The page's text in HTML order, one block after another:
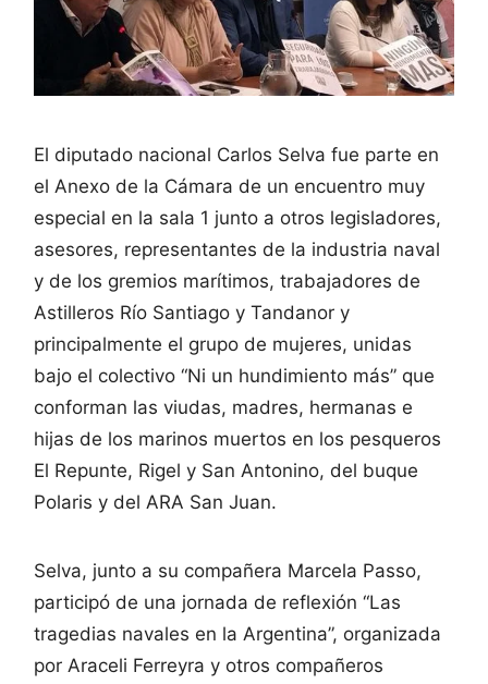
El diputado nacional Carlos Selva fue parte en
el Anexo de la Cámara de un encuentro muy
especial en la sala 1 junto a otros legisladores,
asesores, representantes de la industria naval
y de los gremios marítimos, trabajadores de
Astilleros Río Santiago y Tandanor y
principalmente el grupo de mujeres, unidas
bajo el colectivo “Ni un hundimiento más” que
conforman las viudas, madres, hermanas e
hijas de los marinos muertos en los pesqueros
El Repunte, Rigel y San Antonino, del buque
Polaris y del ARA San Juan.
Selva, junto a su compañera Marcela Passo,
participó de una jornada de reflexión “Las
tragedias navales en la Argentina”, organizada
por Araceli Ferreyra y otros compañeros